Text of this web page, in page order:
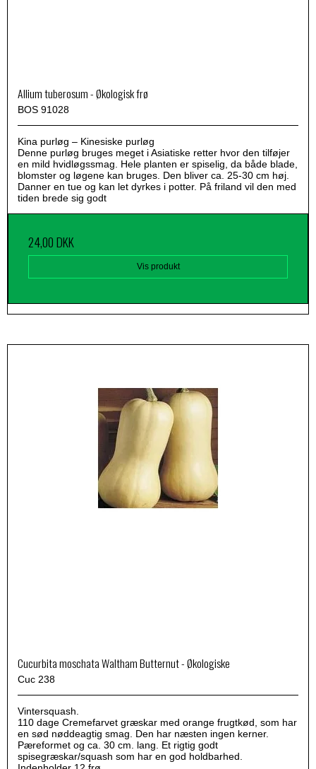
Allium tuberosum - Økologisk frø
BOS 91028
Kina purløg – Kinesiske purløg
Denne purløg bruges meget i Asiatiske retter hvor den tilføjer
en mild hvidløgssmag. Hele planten er spiselig, da både blade,
blomster og løgene kan bruges. Den bliver ca. 25-30 cm høj.
Danner en tue og kan let dyrkes i potter. På friland vil den med
tiden brede sig godt
24,00 DKK
Vis produkt
Cucurbita moschata Waltham Butternut - Økologiske
Cuc 238
Vintersquash.
110 dage Cremefarvet græskar med orange frugtkød, som har
en sød nøddeagtig smag. Den har næsten ingen kerner.
Pæreformet og ca. 30 cm. lang. Et rigtig godt
spisegræskar/squash som har en god holdbarhed.